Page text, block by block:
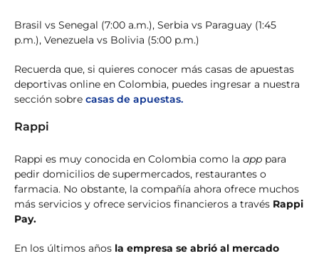
Brasil vs Senegal (7:00 a.m.), Serbia vs Paraguay (1:45
p.m.), Venezuela vs Bolivia (5:00 p.m.)
Recuerda que, si quieres conocer más casas de apuestas
deportivas online en Colombia, puedes ingresar a nuestra
sección sobre casas de apuestas.
Rappi
Rappi es muy conocida en Colombia como la app para
pedir domicilios de supermercados, restaurantes o
farmacia. No obstante, la compañía ahora ofrece muchos
más servicios y ofrece servicios financieros a través Rappi
Pay.
En los últimos años la empresa se abrió al mercado